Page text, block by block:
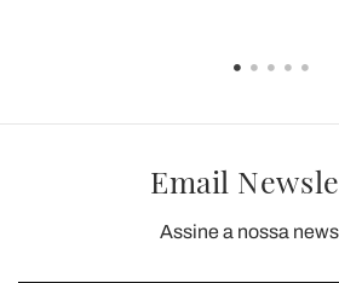
Email
Assine a nossa